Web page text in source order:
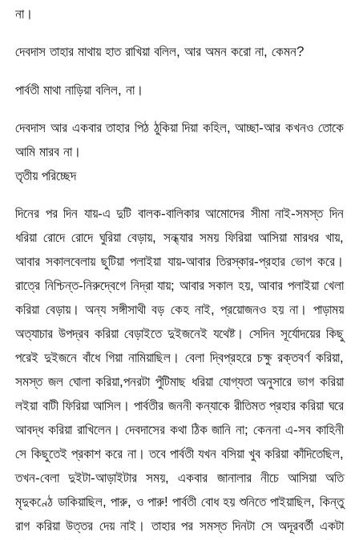
না।
দেবদাস তাহার মাথায় হাত রাখিয়া বলিল, আর অমন করো না, কেমন?
পার্বতী মাথা নাড়িয়া বলিল, না।
দেবদাস আর একবার তাহার পিঠ ঠুকিয়া দিয়া কহিল, আচ্ছা-আর কখনও তোকে
আমি মারব না।
তৃতীয় পরিচ্ছেদ
দিনের পর দিন যায়-এ দুটি বালক-বালিকার আমোদের সীমা নাই-সমস্ত দিন
ধরিয়া রোদে রোদে ঘুরিয়া বেড়ায়, সন্ধ্যার সময় ফিরিয়া আসিয়া মারধর খায়,
আবার সকালবেলায় ছুটিয়া পলাইয়া যায়-আবার তিরস্কার-প্রহার ভোগ করে।
রাত্রে নিশ্চিন্ত-নিরুদ্বেগে নিদ্রা যায়; আবার সকাল হয়, আবার পলাইয়া খেলা
করিয়া বেড়ায়। অন্য সঙ্গীসাথী বড় কেহ নাই, প্রয়োজনও হয় না। পাড়াময়
অত্যাচার উপদ্রব করিয়া বেড়াইতে দুইজনেই যথেষ্ট। সেদিন সূর্যোদয়ের কিছু
পরেই দুইজনে বাঁধে গিয়া নামিয়াছিল। বেলা দ্বিপ্রহরে চক্ষু রক্তবর্ণ করিয়া,
সমস্ত জল ঘোলা করিয়া,পনরটা পুঁটিমাছ ধরিয়া যোগ্যতা অনুসারে ভাগ করিয়া
লইয়া বাটী ফিরিয়া আসিল। পার্বতীর জননী কন্যাকে রীতিমত প্রহার করিয়া ঘরে
আবদ্ধ করিয়া রাখিলেন। দেবদাসের কথা ঠিক জানি না; কেননা এ-সব কাহিনী
সে কিছুতেই প্রকাশ করে না। তবে পার্বতী যখন বসিয়া খুব করিয়া কাঁদিতেছিল,
তখন-বেলা দুইটা-আড়াইটার সময়, একবার জানালার নীচে আসিয়া অতি
মৃদুকণ্ঠে ডাকিয়াছিল, পারু, ও পারু! পার্বতী বোধ হয় শুনিতে পাইয়াছিল, কিন্তু
রাগ করিয়া উত্তর দেয় নাই। তাহার পর সমস্ত দিনটা সে অদূরবর্তী একটা